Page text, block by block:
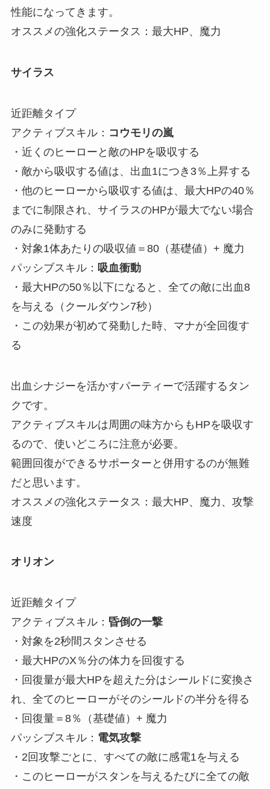
性能になってきます。
オススメの強化ステータス：最大HP、魔力
サイラス
近距離タイプ
アクティブスキル： コウモリの嵐
・近くのヒーローと敵のHPを吸収する
・敵から吸収する値は、出血1につき3％上昇する
・他のヒーローから吸収する値は、最大HPの40％
までに制限され、サイラスのHPが最大でない場合
のみに発動する
・対象1体あたりの吸収値＝80（基礎値）+ 魔力
パッシブスキル： 吸血衝動
・最大HPの50％以下になると、全ての敵に出血8
を与える（クールダウン7秒）
・この効果が初めて発動した時、マナが全回復す
る
出血シナジーを活かすパーティーで活躍するタン
クです。
アクティブスキルは周囲の味方からもHPを吸収す
るので、使いどころに注意が必要。
範囲回復ができるサポーターと併用するのが無難
だと思います。
オススメの強化ステータス：最大HP、魔力、攻撃
速度
オリオン
近距離タイプ
アクティブスキル： 昏倒の一撃
・対象を2秒間スタンさせる
・最大HPのX％分の体力を回復する
・回復量が最大HPを超えた分はシールドに変換さ
れ、全てのヒーローがそのシールドの半分を得る
・回復量＝8％（基礎値）+ 魔力
パッシブスキル： 電気攻撃
・2回攻撃ごとに、すべての敵に感電1を与える
・このヒーローがスタンを与えるたびに全ての敵